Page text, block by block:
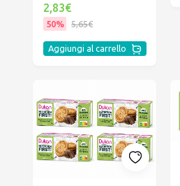
2,83€
50% 5,65€
Aggiungi al carrello